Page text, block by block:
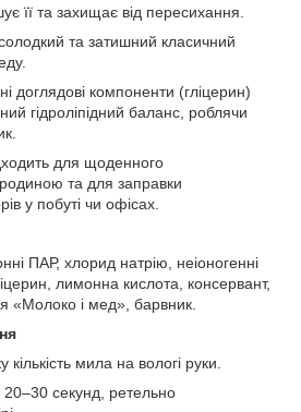
її та захищає від пересихання.
та затишний класичний
доглядові компоненти (гліцерин)
гідроліпідний баланс, роблячи
для щоденного
та для заправки
у побуті чи офісах.
ПАР, хлорид натрію, неіоногенні
лимонна кислота, консервант,
«Молоко і мед», барвник.
кількість мила на вологі руки.
20–30 секунд, ретельно